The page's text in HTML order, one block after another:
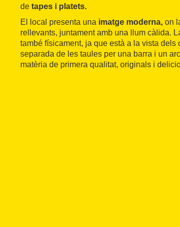
de tapes i platets.
El local presenta una imatge moderna, on
rellevants, juntament amb una llum càlida.
també físicament, ja que està a la vista
separada de les taules per una barra i un
matèria de primera qualitat, originals i